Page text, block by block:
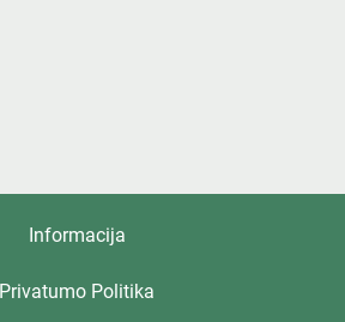
Informacija
Privatumo Politika